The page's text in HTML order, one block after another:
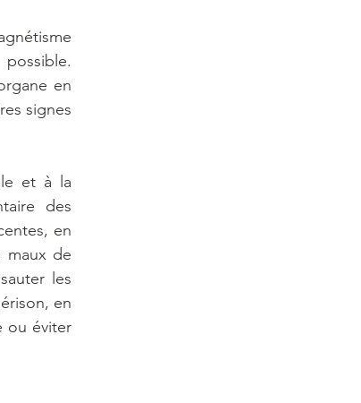
en
signes
et à la
des
en
maux de
les
en
ou éviter